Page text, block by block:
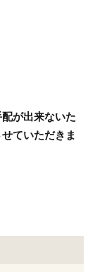
が出来ないた
ていただきま